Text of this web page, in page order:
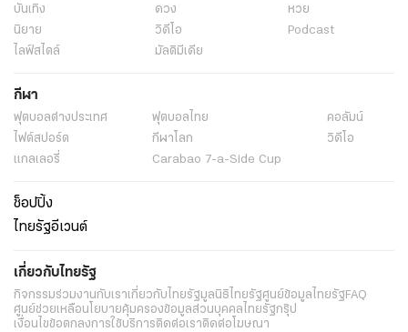
บันเทิง
ดวง
หวย
นิยาย
วิดีโอ
Podcast
ไลฟ์สไตล์
มัลติมีเดีย
กีฬา
ฟุตบอลต่่างประเทศ ฟุตบอลไทย
คอลัมน์
ไฟต์สปอร์ต
กีฬาโลก
วิดีโอ
แกลเลอรี่
Carabao 7-a-Side Cup
ช็อปปิ้ง
ไทยรัฐอีเวนต์
เกี่ยวกับไทยรัฐ
กิจกรรมร่วมงานกับเราเกี่ยวกับไทยรัฐมูลนิธิไทยรัฐศูนย์ข้อมูลไทยรัฐFAQ
ศูนย์ช่วยเหลือนโยบายคุ้มครองข้อมูลส่วนบุคคลไทยรัฐกรุ๊ป
เงื่อนไขข้อตกลงการใช้บริการติดต่อเราติดต่อโฆษณา